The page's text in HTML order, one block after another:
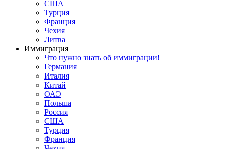
США
Турция
Франция
Чехия
Литва
Иммиграция
Что нужно знать об иммиграции!
Германия
Италия
Китай
ОАЭ
Польша
Россия
США
Турция
Франция